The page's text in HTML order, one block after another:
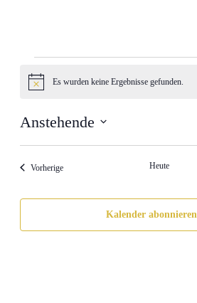
HinweisEs wurden keine Ergebnisse gefunden.
Anstehende
VorherigeVeranstaltungen Heute
Kalender abonnieren